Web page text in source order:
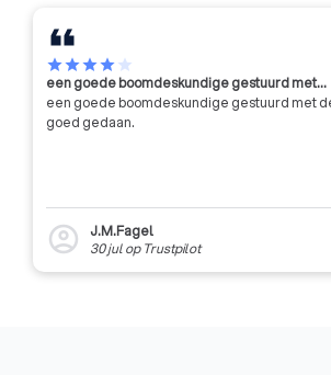
en gedragsrichtlijnen die zijn
vastgesteld door deze
organisatie. Hierdoor krijg je te
maken met een betrouwbare en
professionele dienstverlener die
starstarstarstarstar
een goede boomdeskundige gestuurd met…
een goede boomdeskundige gestuurd met
goed gedaan.
account_circle
J.M.Fagel
30 julop Trustpilot